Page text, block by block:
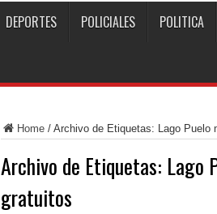
DEPORTES POLICIALES POLITICA
Home/ Archivo de Etiquetas: Lago Puelo
Archivo de Etiquetas: Lago
gratuitos